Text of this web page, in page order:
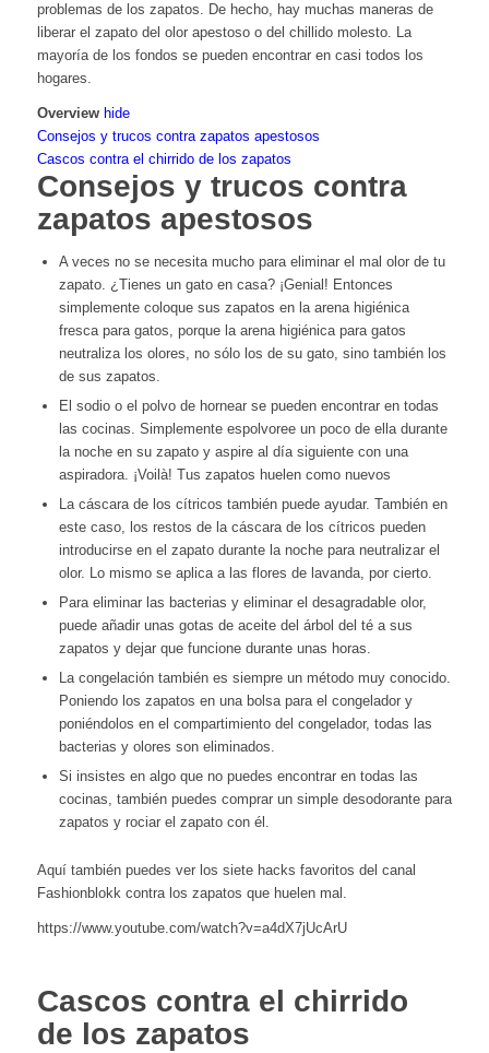
problemas de los zapatos. De hecho, hay muchas maneras de
liberar el zapato del olor apestoso o del chillido molesto. La
mayoría de los fondos se pueden encontrar en casi todos los
hogares.
Overview hide
Consejos y trucos contra zapatos apestosos
Cascos contra el chirrido de los zapatos
Consejos y trucos contra
zapatos apestosos
A veces no se necesita mucho para eliminar el mal olor de tu
zapato. ¿Tienes un gato en casa? ¡Genial! Entonces
simplemente coloque sus zapatos en la arena higiénica
fresca para gatos, porque la arena higiénica para gatos
neutraliza los olores, no sólo los de su gato, sino también los
de sus zapatos.
El sodio o el polvo de hornear se pueden encontrar en todas
las cocinas. Simplemente espolvoree un poco de ella durante
la noche en su zapato y aspire al día siguiente con una
aspiradora. ¡Voilà! Tus zapatos huelen como nuevos
La cáscara de los cítricos también puede ayudar. También en
este caso, los restos de la cáscara de los cítricos pueden
introducirse en el zapato durante la noche para neutralizar el
olor. Lo mismo se aplica a las flores de lavanda, por cierto.
Para eliminar las bacterias y eliminar el desagradable olor,
puede añadir unas gotas de aceite del árbol del té a sus
zapatos y dejar que funcione durante unas horas.
La congelación también es siempre un método muy conocido.
Poniendo los zapatos en una bolsa para el congelador y
poniéndolos en el compartimiento del congelador, todas las
bacterias y olores son eliminados.
Si insistes en algo que no puedes encontrar en todas las
cocinas, también puedes comprar un simple desodorante para
zapatos y rociar el zapato con él.
Aquí también puedes ver los siete hacks favoritos del canal
Fashionblokk contra los zapatos que huelen mal.
https://www.youtube.com/watch?v=a4dX7jUcArU
Cascos contra el chirrido
de los zapatos